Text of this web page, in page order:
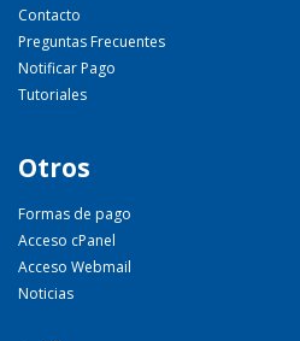
Contacto
Preguntas Frecuentes
Notificar Pago
Tutoriales
Otros
Formas de pago
Acceso cPanel
Acceso Webmail
Noticias